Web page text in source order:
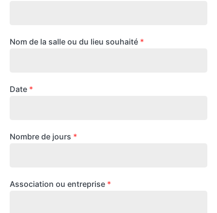
Nom de la salle ou du lieu souhaité *
Date *
Nombre de jours *
Association ou entreprise *